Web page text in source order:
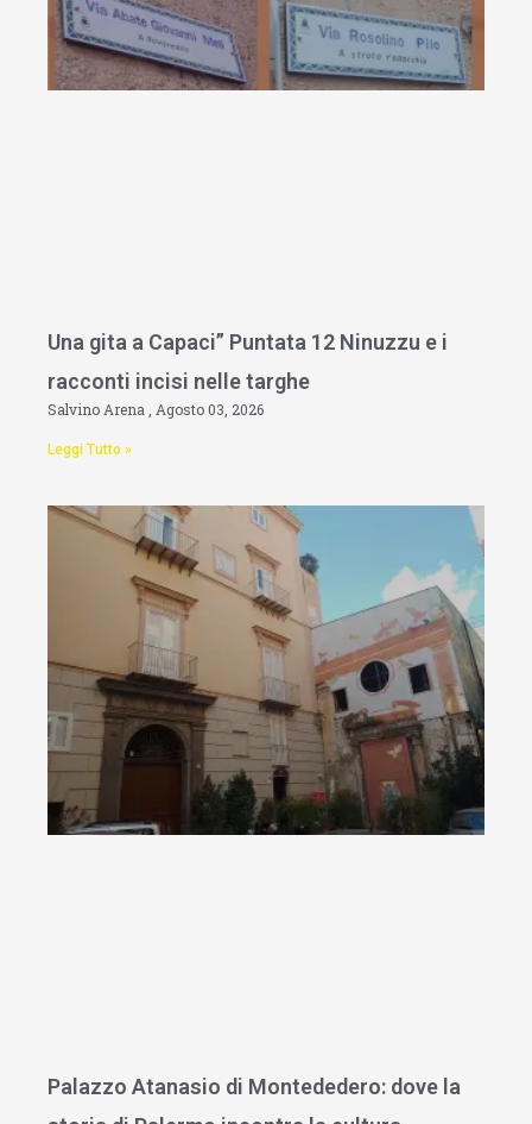
Una gita a Capaci” Puntata 12 Ninuzzu e i
racconti incisi nelle targhe
Salvino Arena Agosto 03, 2026
Leggi Tutto »
Palazzo Atanasio di Montededero: dove la